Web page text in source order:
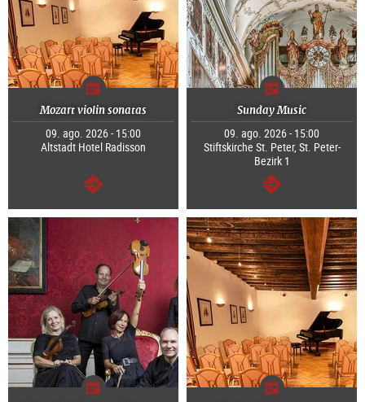
Mozart violin sonatas
09. ago. 2026 - 15:00
Altstadt Hotel Radisson
continuar
Sunday Music
09. ago. 2026 - 15:00
Stiftskirche St. Peter, St. Peter-
Bezirk 1
continuar